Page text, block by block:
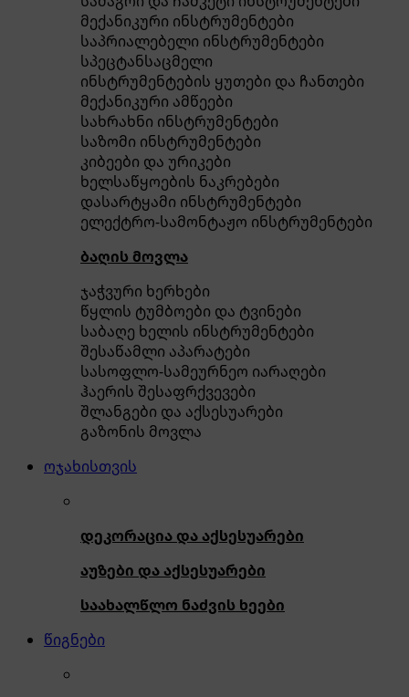
მექანიკური ინსტრუმენტები
საპრიალებელი ინსტრუმენტები
სპეცტანსაცმელი
ინსტრუმენტების ყუთები და ჩანთები
მექანიკური ამწეები
სახრახნი ინსტრუმენტები
საზომი ინსტრუმენტები
კიბეები და ურიკები
ხელსაწყოების ნაკრებები
დასარტყამი ინსტრუმენტები
ელექტრო-სამონტაჟო ინსტრუმენტები
ბაღის მოვლა
ჯაჭვური ხერხები
წყლის ტუმბოები და ტვინები
საბაღე ხელის ინსტრუმენტები
შესაწამლი აპარატები
სასოფლო-სამეურნეო იარაღები
ჰაერის შესაფრქვევები
შლანგები და აქსესუარები
გაზონის მოვლა
ოჯახისთვის
დეკორაცია და აქსესუარები
აუზები და აქსესუარები
საახალწლო ნაძვის ხეები
წიგნები